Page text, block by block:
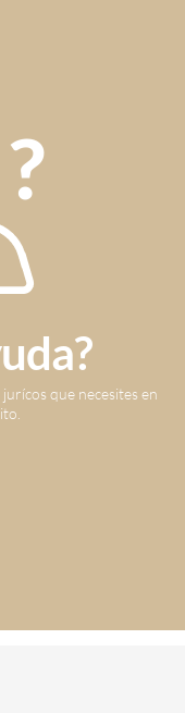
que necesites en